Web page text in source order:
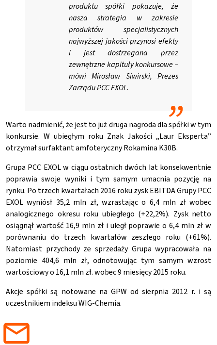
produktu spółki pokazuje, że
nasza strategia w zakresie
produktów specjalistycznych
najwyższej jakości przynosi efekty
i jest dostrzegana przez
zewnętrzne kapituły konkursowe –
mówi Mirosław Siwirski, Prezes
Zarządu PCC EXOL.
Warto nadmienić, że jest to już druga nagroda dla spółki w tym
konkursie. W ubiegłym roku Znak Jakości „Laur Eksperta”
otrzymał surfaktant amfoteryczny Rokamina K30B.
Grupa PCC EXOL w ciągu ostatnich dwóch lat konsekwentnie
poprawia swoje wyniki i tym samym umacnia pozycję na
rynku. Po trzech kwartałach 2016 roku zysk EBITDA Grupy PCC
EXOL wyniósł 35,2 mln zł, wzrastając o 6,4 mln zł wobec
analogicznego okresu roku ubiegłego (+22,2%). Zysk netto
osiągnął wartość 16,9 mln zł i uległ poprawie o 6,4 mln zł w
porównaniu do trzech kwartałów zeszłego roku (+61%).
Natomiast przychody ze sprzedaży Grupa wypracowała na
poziomie 404,6 mln zł, odnotowując tym samym wzrost
wartościowy o 16,1 mln zł. wobec 9 miesięcy 2015 roku.
Akcje spółki są notowane na GPW od sierpnia 2012 r. i są
uczestnikiem indeksu WIG-Chemia.